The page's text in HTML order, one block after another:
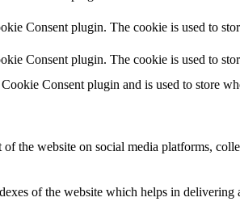
Consent plugin. The cookie is used to
Consent plugin. The cookie is used to
Consent plugin and is used to store
the website on social media platforms,
of the website which helps in delivering